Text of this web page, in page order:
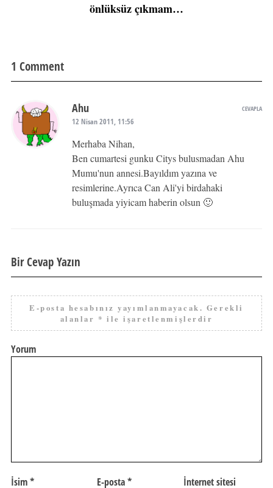
önlüksüz çıkmam…
1 Comment
Ahu
12 Nisan 2011, 11:56
Merhaba Nihan,
Ben cumartesi gunku Citys bulusmadan Ahu
Mumu'nun annesi.Bayıldım yazına ve
resimlerine.Ayrıca Can Ali'yi birdahaki
buluşmada yiyicam haberin olsun 🙂
CEVAPLA
Bir Cevap Yazın
E-posta hesabınız yayımlanmayacak. Gerekli
alanlar * ile işaretlenmişlerdir
Yorum
İsim* E-posta* İnternet sitesi